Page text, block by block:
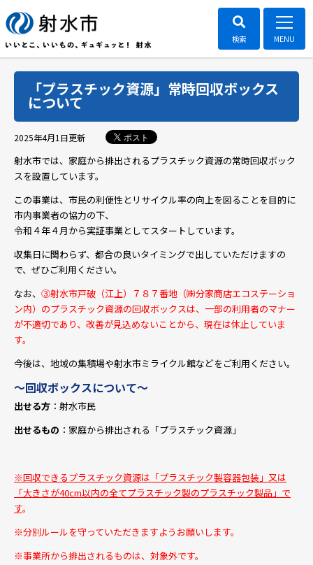
「プラスチック資源」常時回収ボックス
について
2025年4月1日更新 ポスト
射水市では、家庭から排出されるプラスチック資源の常時回収ボック
スを設置しています。
この事業は、市民の利便性とリサイクル率の向上を図ることを目的に
市内事業者の協力の下、
令和４年４月から実証事業としてスタートしています。
収集日に関わらず、都合の良いタイミングで出していただけますの
で、ぜひご利用ください。
なお、 ③射水市戸破（江上）７８７番地（㈱分家商店エコステーショ
ン内）のプラスチック資源の回収ボックスは、 一部の利用者のマナー
が不適切であり、改善が見込めないことから、 現在は休止していま
す。
今後は、地域の集積場や射水市ミライクル館などをご利用ください。
～回収ボックスについて～
出せる方 ：射水市民
出せるもの ：家庭から排出される「プラスチック資源」
※回収できるプラスチック資源は「プラスチック製容器包装」又は
「大きさが40cm以内の全てプラスチック製のプラスチック製品」で
す。
※分別ルールを守っていただきますようお願いします。
※事業所から排出されるものは、対象外です。